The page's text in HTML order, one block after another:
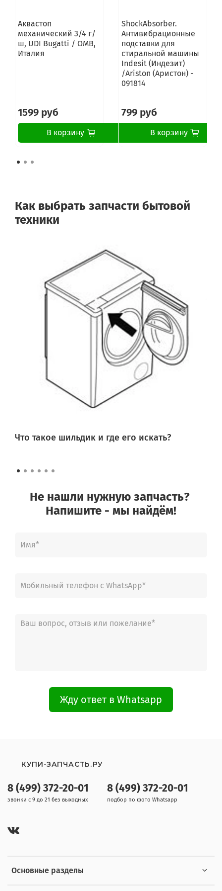
Аквастоп
механический 3/4 г/
ш, UDI Bugatti / OMB,
Италия
1599 руб
В корзину
ShockAbsorber.
Антивибрационные
подставки для
стиральной машины
Indesit (Индезит)
/Ariston (Аристон) -
091814
799 руб
В корзину
Как выбрать запчасти бытовой
техники
Что такое шильдик и где его искать?
Не нашли нужную запчасть?
Напишите - мы найдём!
Жду ответ в Whatsapp
Основные разделы
8 (499) 372-20-01
звонки с 9 до 21 без выходных
8 (499) 372-20-01
подбор по фото Whatsapp
КУПИ-ЗАПЧАСТЬ.РУ